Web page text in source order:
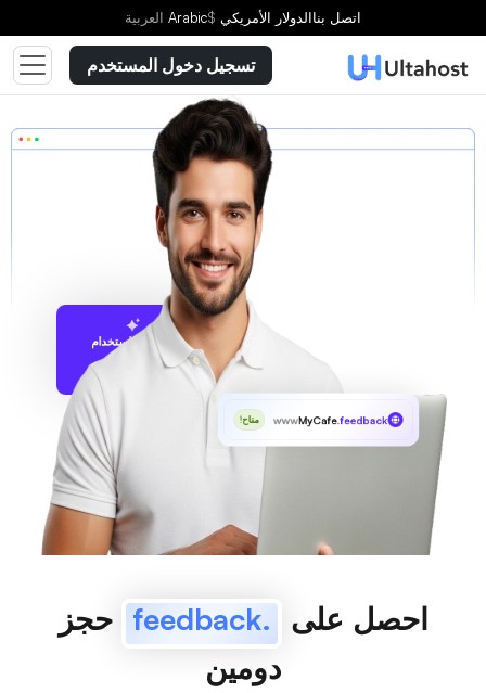
اتصل بناالدولار الأمريكي $
Arabic العربية
تسجيل دخول المستخدم
الاقتراح باستخدام
wwwMyCafe.feedback متاح!
احصل على .feedback
حجز
دومين